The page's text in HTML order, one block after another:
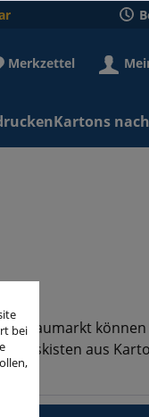
Merkzettel
Kartons
Baumarkt
aus
bei